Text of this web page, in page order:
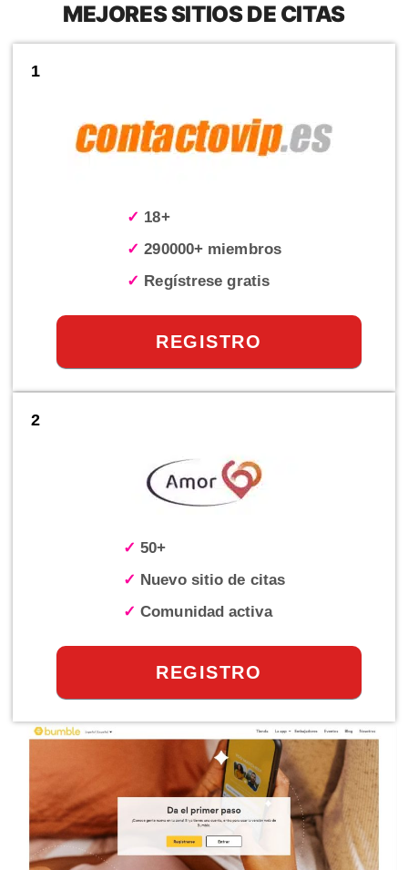
MEJORES SITIOS DE CITAS
1
✓ 18+
✓ 290000+ miembros
✓ Regístrese gratis
REGISTRO
2
✓ 50+
✓ Nuevo sitio de citas
✓ Comunidad activa
REGISTRO